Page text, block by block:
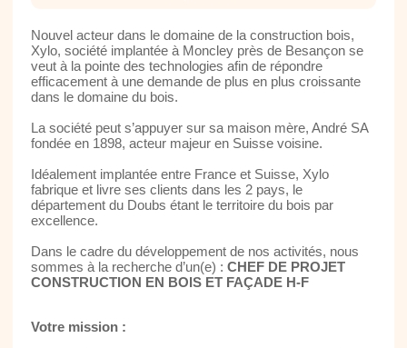
Nouvel acteur dans le domaine de la construction bois,
Xylo, société implantée à Moncley près de Besançon se
veut à la pointe des technologies afin de répondre
efficacement à une demande de plus en plus croissante
dans le domaine du bois.
La société peut s’appuyer sur sa maison mère, André SA
fondée en 1898, acteur majeur en Suisse voisine.
Idéalement implantée entre France et Suisse, Xylo
fabrique et livre ses clients dans les 2 pays, le
département du Doubs étant le territoire du bois par
excellence.
Dans le cadre du développement de nos activités, nous
sommes à la recherche d’un(e) : CHEF DE PROJET
CONSTRUCTION EN BOIS ET FAÇADE H-F
Votre mission :